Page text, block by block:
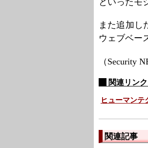
といったモ
また追加し
ウェブベー
（Security
関連リンク
ヒューマンテ
関連記事